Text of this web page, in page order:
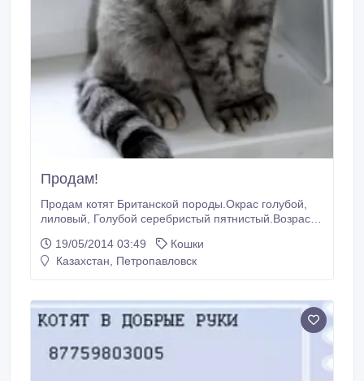
Продам!
Продам котят Британской породы.Окрас голубой,
лиловый, Голубой серебристый пятнистый.Возраст
родителей.Документы клуб.Маркиза.К горшку и
когте точке приучены..
19/05/2014 03:49
Кошки
Казахстан, Петропавловск